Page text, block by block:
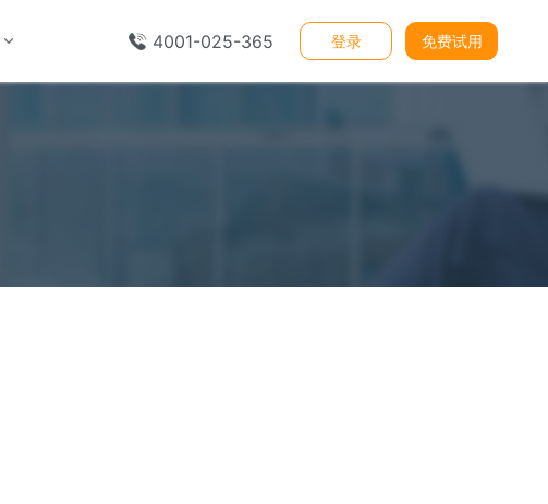
4001-025-365 登录 免费试用